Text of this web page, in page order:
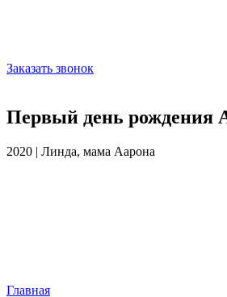
Заказать звонок
Первый день рождения
2020 | Линда, мама Аарона
Главная